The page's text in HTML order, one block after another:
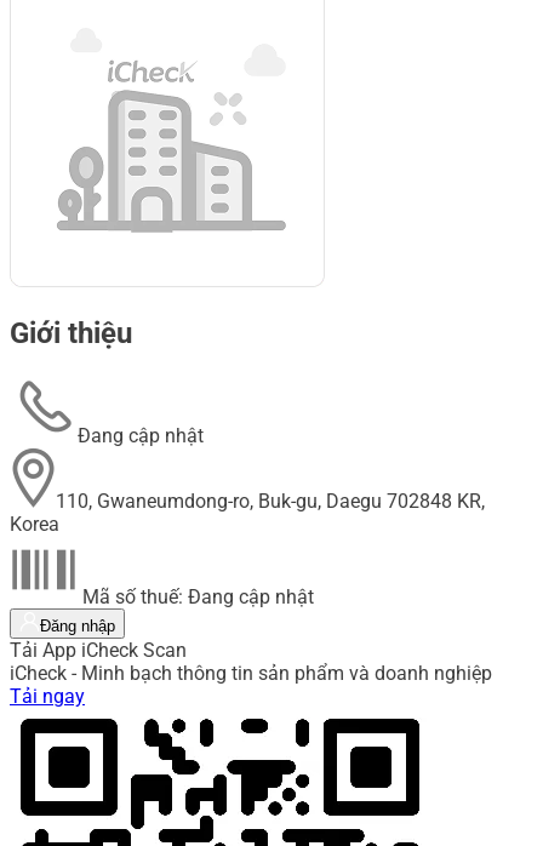
Giới thiệu
Đang cập nhật
110, Gwaneumdong-ro, Buk-gu, Daegu 702848 KR,
Korea
Mã số thuế: Đang cập nhật
Đăng nhập
Tải App iCheck Scan
iCheck - Minh bạch thông tin sản phẩm và doanh nghiệp
Tải ngay